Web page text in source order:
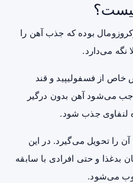
بوده که جذب آهن را
نگه می‌دارد.
خاص از فسفولیپید و قند
می‌شود آهن بدون درگیر
لنفاوی جذب شود.
را تحویل می‌گیرد. در این
بدغذا و حتی افرادی با سابقه
می‌شود.